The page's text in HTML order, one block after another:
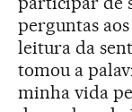
perguntas
leitura da
tomou a
minha vida